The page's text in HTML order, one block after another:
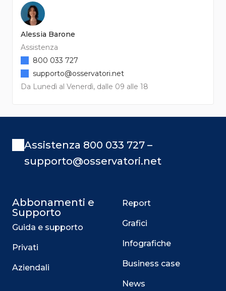
Alessia Barone
Assistenza
Da Lunedì al Venerdì, dalle 09 alle 18
800 033 727
supporto@osservatori.net
Assistenza 800 033 727 –
supporto@osservatori.net
Abbonamenti e
Supporto
Guida e supporto
Privati
Aziendali
Report
Grafici
Infografiche
Business case
News